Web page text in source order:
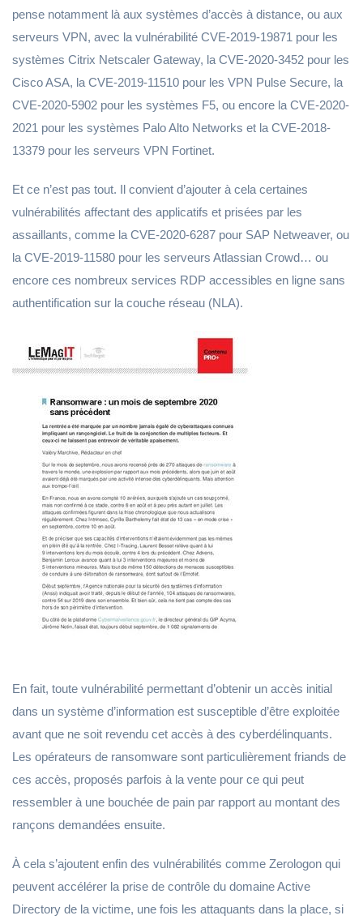
pense notamment là aux systèmes d’accès à distance, ou aux
serveurs VPN, avec la vulnérabilité CVE-2019-19871 pour les
systèmes Citrix Netscaler Gateway, la CVE-2020-3452 pour les
Cisco ASA, la CVE-2019-11510 pour les VPN Pulse Secure, la
CVE-2020-5902 pour les systèmes F5, ou encore la CVE-2020-
2021 pour les systèmes Palo Alto Networks et la CVE-2018-
13379 pour les serveurs VPN Fortinet.
Et ce n’est pas tout. Il convient d’ajouter à cela certaines
vulnérabilités affectant des applicatifs et prisées par les
assaillants, comme la CVE-2020-6287 pour SAP Netweaver, ou
la CVE-2019-11580 pour les serveurs Atlassian Crowd… ou
encore ces nombreux services RDP accessibles en ligne sans
authentification sur la couche réseau (NLA).
En fait, toute vulnérabilité permettant d’obtenir un accès initial
dans un système d’information est susceptible d’être exploitée
avant que ne soit revendu cet accès à des cyberdélinquants.
Les opérateurs de ransomware sont particulièrement friands de
ces accès, proposés parfois à la vente pour ce qui peut
ressembler à une bouchée de pain par rapport au montant des
rançons demandées ensuite.
À cela s’ajoutent enfin des vulnérabilités comme Zerologon qui
peuvent accélérer la prise de contrôle du domaine Active
Directory de la victime, une fois les attaquants dans la place, si